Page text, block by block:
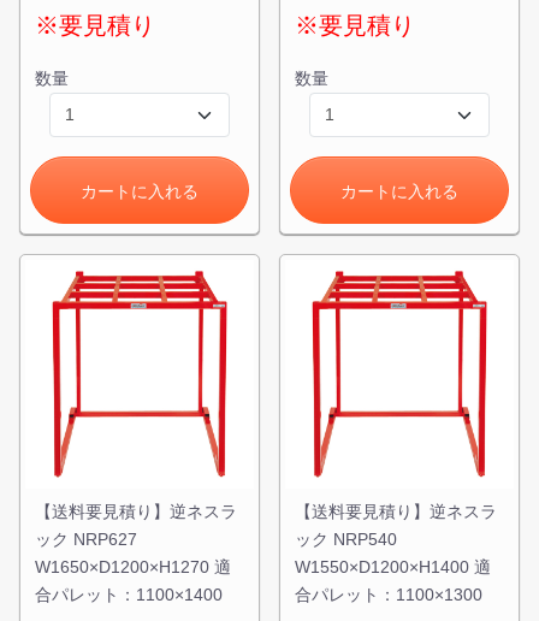
※要見積り
数量
カートに入れる
※要見積り
数量
カートに入れる
【送料要見積り】逆ネスラ
ック NRP627
W1650×D1200×H1270 適
合パレット：1100×1400
【送料要見積り】逆ネスラ
ック NRP540
W1550×D1200×H1400 適
合パレット：1100×1300